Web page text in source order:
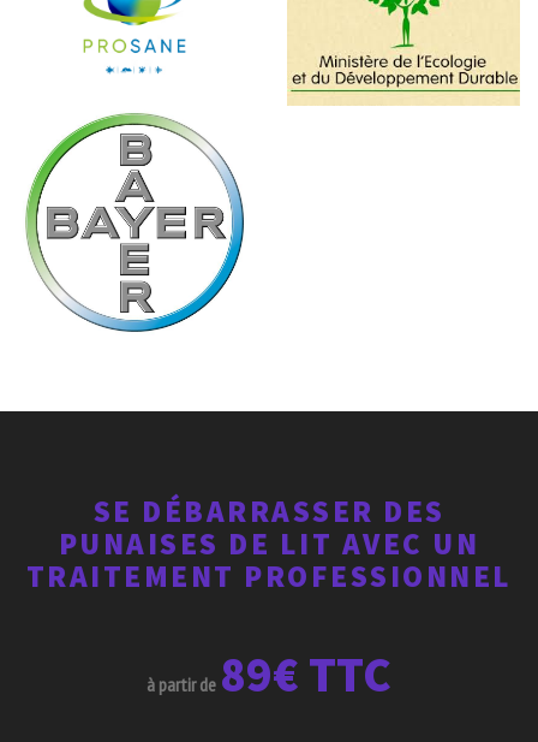
SE DÉBARRASSER DES
PUNAISES DE LIT AVEC UN
TRAITEMENT PROFESSIONNEL
à partir de 89€ TTC